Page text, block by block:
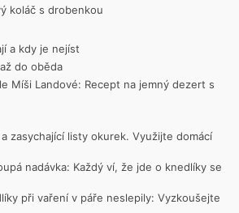
koláč s drobenkou
a kdy je nejíst
do oběda
Míši Landové: Recept na jemný dezert s
zasychající listy okurek. Využijte domácí
nadávka: Každý ví, že jde o knedlíky se
při vaření v páře neslepily: Vyzkoušejte